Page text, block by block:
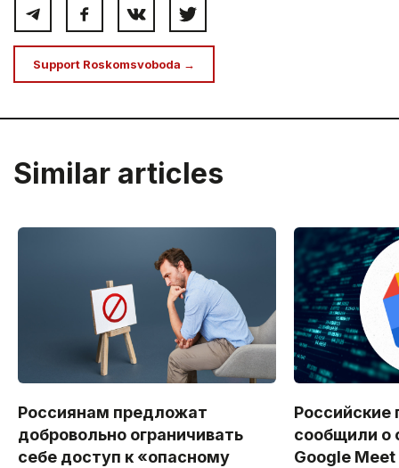
Support Roskomsvoboda →
Similar articles
Россиянам предложат
добровольно ограничивать
себе доступ к «опасному
Российские
сообщили о
Google Meet